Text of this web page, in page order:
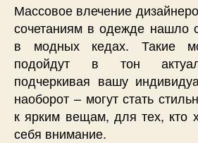
Массовое влечение
сочетаниям в одежде нашло
в модных кедах. Такие
подойдут в тон
подчеркивая вашу
наоборот – могут стать
к ярким вещам, для тех, кто
себя внимание.